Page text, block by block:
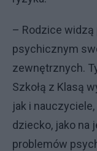
– Rodzice
psychicznym
zewnętrznych.
Szkołą z Klasą
jak i
dziecko, jako na
problemów